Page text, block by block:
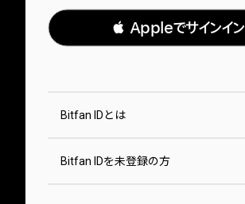
 Appleでサインイン
Bitfan IDとは
Bitfan IDを未登録の方